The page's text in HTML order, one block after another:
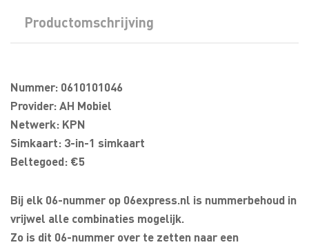
Productomschrijving
Nummer: 0610101046
Provider: AH Mobiel
Netwerk: KPN
Simkaart: 3-in-1 simkaart
Beltegoed: €5
Bij elk 06-nummer op 06express.nl is nummerbehoud in
vrijwel alle combinaties mogelijk.
Zo is dit 06-nummer over te zetten naar een